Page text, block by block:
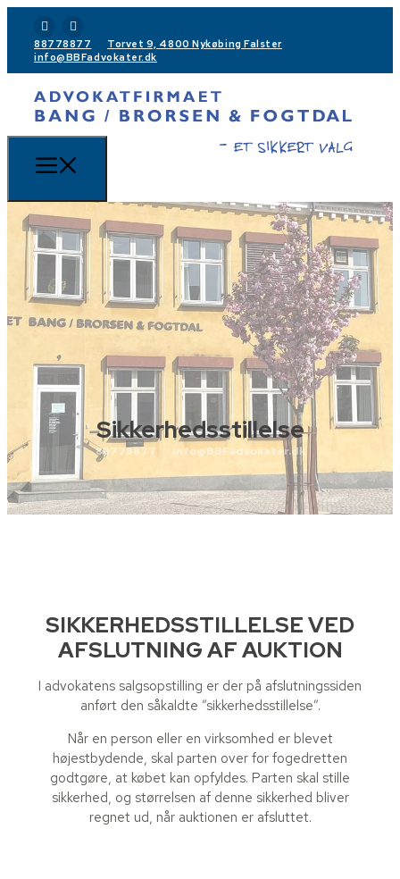
88778877
Torvet 9, 4800 Nykøbing Falster
info@BBFadvokater.dk
Sikkerhedsstillelse
88778877 info@BBFadvokater.dk
SIKKERHEDSSTILLELSE VED
AFSLUTNING AF AUKTION
I advokatens salgsopstilling er der på afslutningssiden
anført den såkaldte ”sikkerhedsstillelse”.
Når en person eller en virksomhed er blevet
højestbydende, skal parten over for fogedretten
godtgøre, at købet kan opfyldes. Parten skal stille
sikkerhed, og størrelsen af denne sikkerhed bliver
regnet ud, når auktionen er afsluttet.